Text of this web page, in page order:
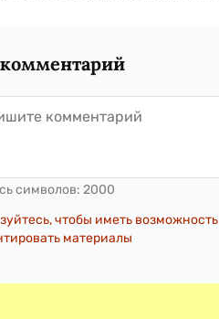
символов: 2000
чтобы иметь возможность
материалы